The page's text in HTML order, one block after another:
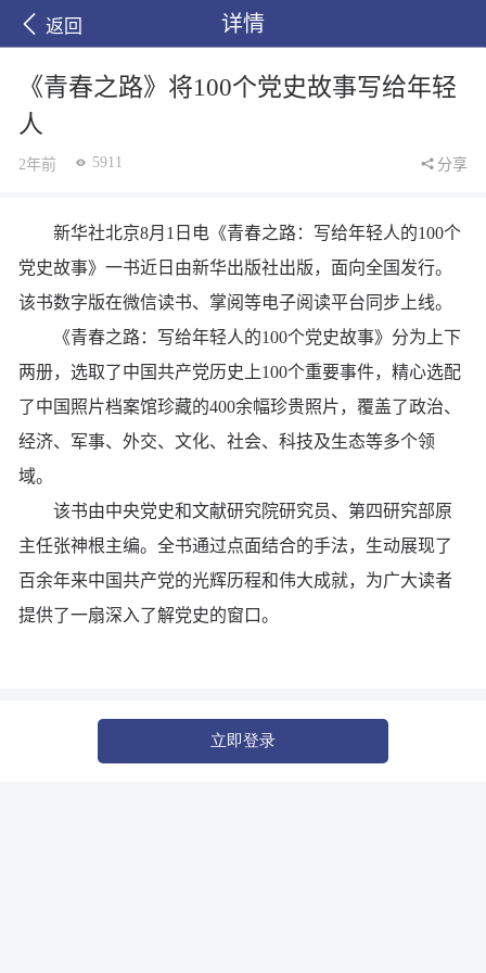
返回 详情
《青春之路》将100个党史故事写给年轻
人
2年前 5911 分享
新华社北京8月1日电《青春之路：写给年轻人的100个
党史故事》一书近日由新华出版社出版，面向全国发行。
该书数字版在微信读书、掌阅等电子阅读平台同步上线。
《青春之路：写给年轻人的100个党史故事》分为上下
两册，选取了中国共产党历史上100个重要事件，精心选配
了中国照片档案馆珍藏的400余幅珍贵照片，覆盖了政治、
经济、军事、外交、文化、社会、科技及生态等多个领
域。
该书由中央党史和文献研究院研究员、第四研究部原
主任张神根主编。全书通过点面结合的手法，生动展现了
百余年来中国共产党的光辉历程和伟大成就，为广大读者
提供了一扇深入了解党史的窗口。
立即登录